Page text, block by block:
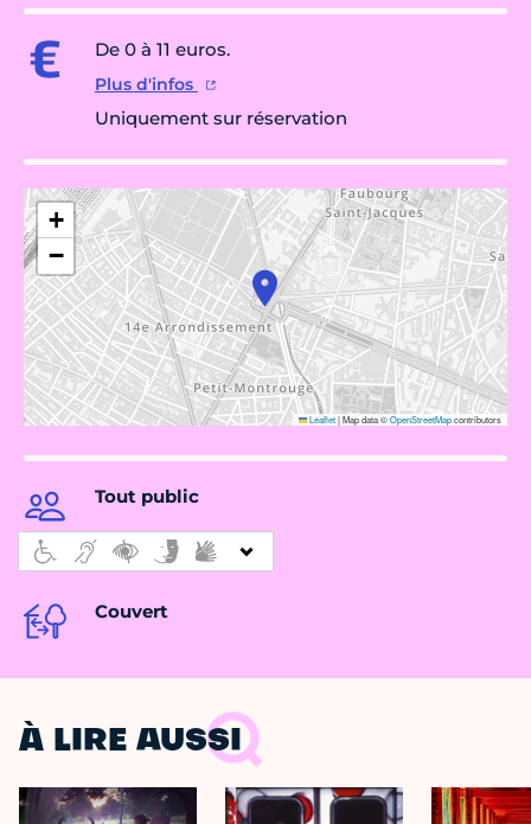
De 0 à 11 euros.
Plus d'infos
Uniquement sur réservation
+
−
Leaflet|Map data ©OpenStreetMapcontributors
Tout public
Couvert
À LIRE AUSSI